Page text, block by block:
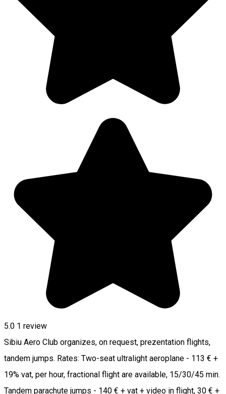
5.0 1 review
Sibiu Aero Club organizes, on request, prezentation flights,
tandem jumps. Rates: Two-seat ultralight aeroplane - 113 € +
19% vat, per hour, fractional flight are available, 15/30/45 min.
Tandem parachute jumps - 140 € + vat + video in flight, 30 € +